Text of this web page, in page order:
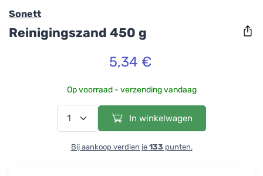
Sonett
Reinigingszand 450 g
5,34 €
Op voorraad - verzending vandaag
In winkelwagen
Bij aankoop verdien je 133 punten.